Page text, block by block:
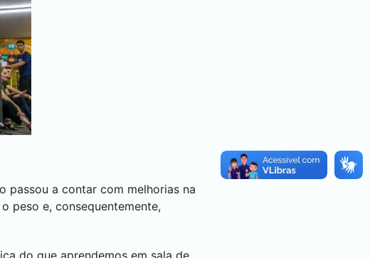
passou a contar com melhorias na
peso e, consequentemente,
do que aprendemos em sala de